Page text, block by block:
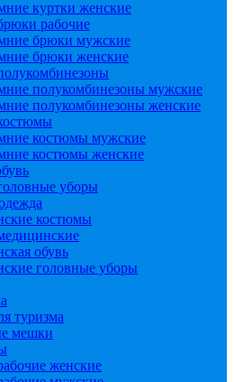
куртки женские
рабочие
брюки мужские
брюки женские
полукомбинезоны мужские
полукомбинезоны женские
костюмы мужские
костюмы женские
уборы
костюмы
обувь
головные уборы
туризма
мешки
женские